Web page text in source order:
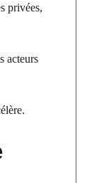
privées,
acteurs